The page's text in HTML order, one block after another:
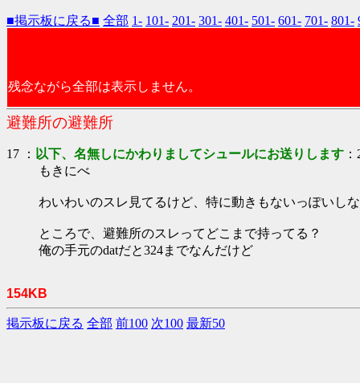
■掲示板に戻る■ 全部 1- 101- 201- 301- 401- 501- 601- 701- 801-
残念ながら全部は表示しません。
避難所の避難所
17 ： 以下、名無しにかわりましてシュールにお送りします
もきにべ
わいわいのスレ見てるけど、特に動きもないっぽい
ところで、避難所のスレってどこまで持ってる？
俺の手元のdatだと324までなんだけど
154KB
掲示板に戻る 全部 前100 次100 最新50